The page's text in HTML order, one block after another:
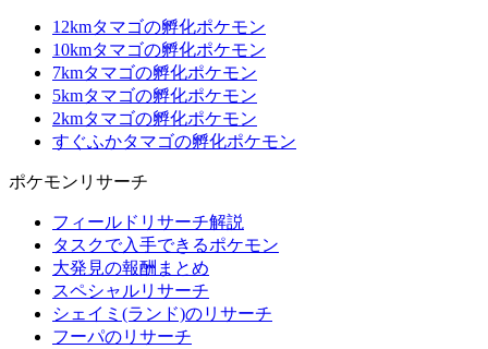
12kmタマゴの孵化ポケモン
10kmタマゴの孵化ポケモン
7kmタマゴの孵化ポケモン
5kmタマゴの孵化ポケモン
2kmタマゴの孵化ポケモン
すぐふかタマゴの孵化ポケモン
ポケモンリサーチ
フィールドリサーチ解説
タスクで入手できるポケモン
大発見の報酬まとめ
スペシャルリサーチ
シェイミ(ランド)のリサーチ
フーパのリサーチ